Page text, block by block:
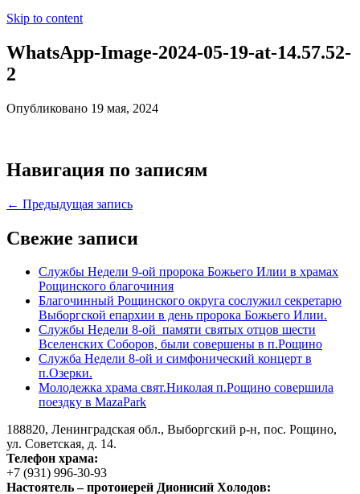
Skip to content
WhatsApp-Image-2024-05-19-at-14.57.52-
2
Опубликовано 19 мая, 2024
Навигация по записям
← Предыдущая запись
Свежие записи
Службы Недели 9-ой пророка Божьего Илии в храмах
Рощинского благочиния
Благочинный Рощинского округа сослужил секретарю
Выборгской епархии в день пророка Божьего Илии.
Службы Недели 8-ой памяти святых отцов шести
Вселенских Соборов, были совершены в п.Рощино
Служба Недели 8-ой и симфонический концерт в
п.Озерки.
Молодежка храма свят.Николая п.Рощино совершила
поездку в MazaPark
188820, Ленинградская обл., Выборгский р-н, пос. Рощино,
ул. Советская, д. 14.
Телефон храма:
+7 (931) 996-30-93
Настоятель – протоиерей Дионисий Холодов: